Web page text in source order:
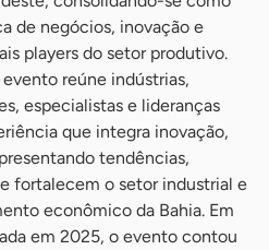
de negócios, inovação e
players do setor produtivo.
reúne indústrias,
especialistas e lideranças
que integra inovação,
tendências,
fortalecem o setor industrial e
econômico da Bahia. Em
em 2025, o evento contou